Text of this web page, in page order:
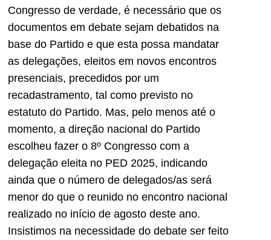
Congresso de verdade, é necessário que os
documentos em debate sejam debatidos na
base do Partido e que esta possa mandatar
as delegações, eleitos em novos encontros
presenciais, precedidos por um
recadastramento, tal como previsto no
estatuto do Partido. Mas, pelo menos até o
momento, a direção nacional do Partido
escolheu fazer o 8º Congresso com a
delegação eleita no PED 2025, indicando
ainda que o número de delegados/as será
menor do que o reunido no encontro nacional
realizado no início de agosto deste ano.
Insistimos na necessidade do debate ser feito